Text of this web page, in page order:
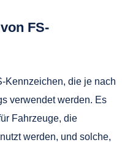
FS-
Kennzeichen, die je nach
verwendet werden. Es
Fahrzeuge, die
werden, und solche,